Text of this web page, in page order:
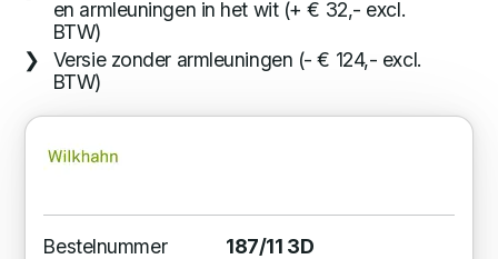
en armleuningen in het wit (+ € 32,- excl.
BTW)
Versie zonder armleuningen (- € 124,- excl.
BTW)
Bestelnummer
187/11 3D